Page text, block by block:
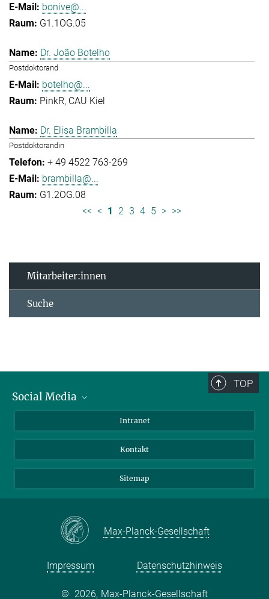
bonive@...
G1.1OG.05
Dr. João Botelho
Postdoktorand
botelho@...
PinkR, CAU Kiel
Dr. Elisa Brambilla
Postdoktorandin
+ 49 4522 763-269
brambilla@...
G1.2OG.08
<< < 1 2 3 4 5 > >>
Mitarbeiter:innen
Suche
TOP
Social Media
LinkedIn
Intranet
Kontakt
Sitemap
Max-Planck-Gesellschaft
Impressum Datenschutzhinweis
© 2026, Max-Planck-Gesellschaft